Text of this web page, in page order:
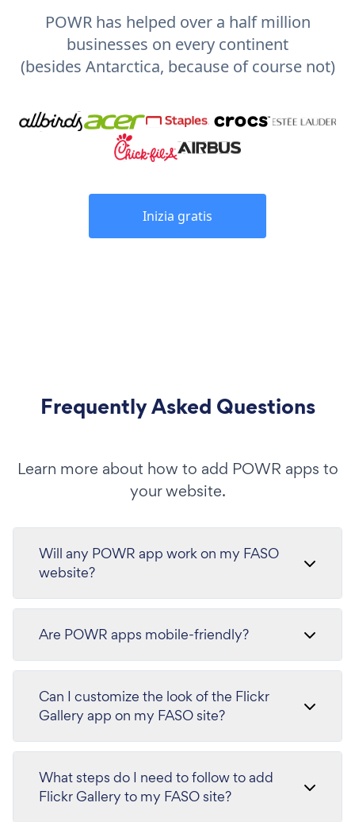
POWR has helped over a half million
businesses on every continent
(besides Antarctica, because of course not)
Inizia gratis
Frequently Asked Questions
Learn more about how to add POWR apps to
your website.
Will any POWR app work on my FASO
website?
Are POWR apps mobile-friendly?
Can I customize the look of the Flickr
Gallery app on my FASO site?
What steps do I need to follow to add
Flickr Gallery to my FASO site?